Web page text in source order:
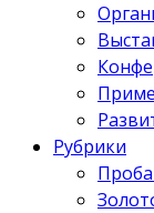
Рубрики